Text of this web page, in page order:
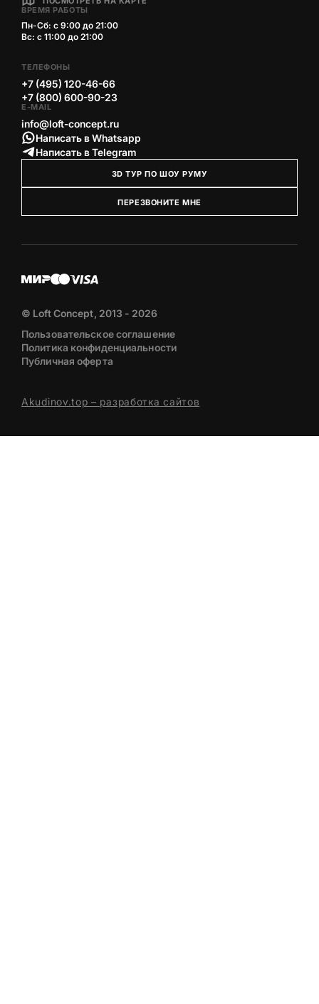
ВРЕМЯ РАБОТЫ
Пн-Сб: с 9:00 до 21:00
Вс: с 11:00 до 21:00
ТЕЛЕФОНЫ
+7 (495) 120-46-66
+7 (800) 600-90-23
E-MAIL
info@loft-concept.ru
Написать в Whatsapp
Написать в Telegram
3D ТУР ПО ШОУ РУМУ
ПЕРЕЗВОНИТЕ МНЕ
© Loft Concept, 2013 - 2026
Пользовательское соглашение
Политика конфиденциальности
Публичная оферта
Akudinov.top – разработка сайтов